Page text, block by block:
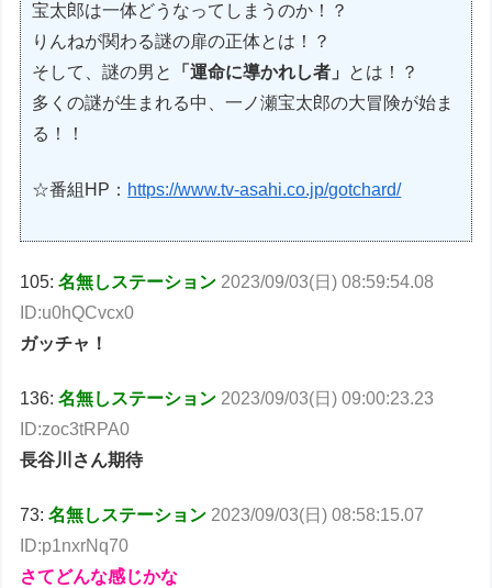
宝太郎は一体どうなってしまうのか！？
りんねが関わる謎の扉の正体とは！？
そして、謎の男と
「運命に導かれし者」
とは！？
多くの謎が生まれる中、一ノ瀬宝太郎の大冒険が始ま
る！！
☆番組HP： https://www.tv-asahi.co.jp/gotchard/
105:名無しステーション 2023/09/03(日) 08:59:54.08
ID:u0hQCvcx0
ガッチャ！
136:名無しステーション 2023/09/03(日) 09:00:23.23
ID:zoc3tRPA0
長谷川さん期待
73:名無しステーション 2023/09/03(日) 08:58:15.07
ID:p1nxrNq70
さてどんな感じかな